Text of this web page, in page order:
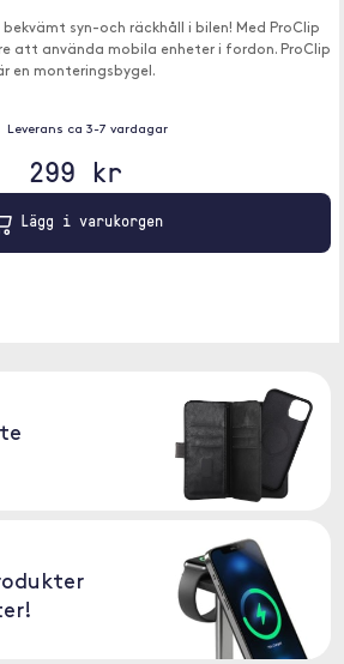
syn-och räckhåll i bilen! Med ProClip
att använda mobila enheter i fordon. ProClip
en monteringsbygel.
Leverans ca 3-7 vardagar
299 kr
Lägg i varukorgen